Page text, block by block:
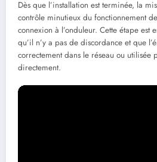
Dès que l’installation est terminée, la
contrôle minutieux du fonctionnement
connexion à l’onduleur. Cette étape est
qu’il n’y a pas de discordance et que
correctement dans le réseau ou
directement.